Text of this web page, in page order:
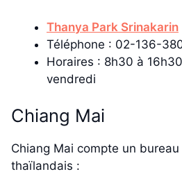
Thanya Park Srinakarin
Téléphone : 02-136-
Horaires : 8h30 à
vendredi
Chiang Mai
Chiang Mai compte un
thaïlandais :